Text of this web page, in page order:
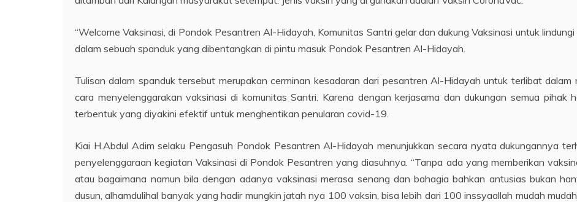
“Welcome Vaksinasi, di Pondok Pesantren Al-Hidayah, Komunitas Santri gelar dan dukung Vaksinasi untuk
dalam sebuah spanduk yang dibentangkan di pintu masuk Pondok Pesantren Al-Hidayah.
Tulisan dalam spanduk tersebut merupakan cerminan kesadaran dari pesantren Al-Hidayah untuk terlibat
cara menyelenggarakan vaksinasi di komunitas Santri. Karena dengan kerjasama dan dukungan semua pihak
terbentuk yang diyakini efektif untuk menghentikan penularan covid-19.
Kiai H.Abdul Adim selaku Pengasuh Pondok Pesantren Al-Hidayah menunjukkan secara nyata dukungannya
penyelenggaraan kegiatan Vaksinasi di Pondok Pesantren yang diasuhnya. “Tanpa ada yang memberikan
atau bagaimana namun bila dengan adanya vaksinasi merasa senang dan bahagia bahkan antusias bukan
dusun, alhamdulihal banyak yang hadir mungkin jatah nya 100 vaksin, bisa lebih dari 100 inssyaallah mudah